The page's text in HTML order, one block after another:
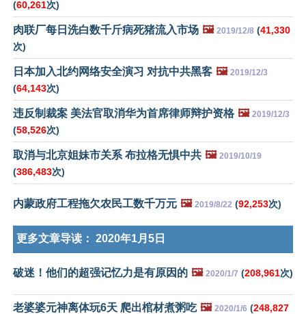
(60,261次)
肉联厂每日洗白数千斤病死猪流入市场 🖼️ 2019/12/8 (41,330
次)
日本加入北约网络安全演习 对抗中共黑客 🖼️ 2019/12/3
(64,143次)
违反制裁案 美法官取消华为首席律师辩护资格 🖼️ 2019/12/3
(58,526次)
取消与北京姐妹市关系 布拉格无惧中共 🖼️ 2019/10/19
(386,483次)
内蒙政府工程拖欠农民工数千万元 🖼️ 2019/8/22 (92,253次)
更多文章导读： 2020年1月5日
破迷！他们的超强记忆力是有原因的 🖼️ 2020/1/7 (208,961次)
老婆婆元神离体玩6天 爬出棺材煮粥吃 🖼️ 2020/1/6 (248,827